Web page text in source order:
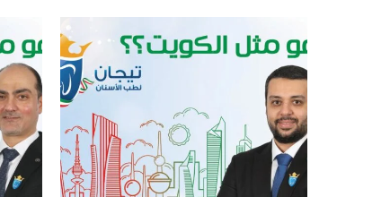
افضل عيادة اسنان في الكويت